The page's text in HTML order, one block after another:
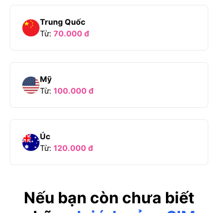
Trung Quốc
Từ: 70.000 đ
Mỹ
Từ: 100.000 đ
Úc
Từ: 120.000 đ
Nếu bạn còn chưa biết